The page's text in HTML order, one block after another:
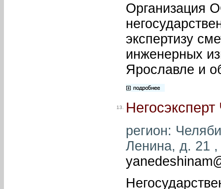
Организация
экспертизу
инженерных
Ярославле и
13.
регион:
Ленина, д. 21